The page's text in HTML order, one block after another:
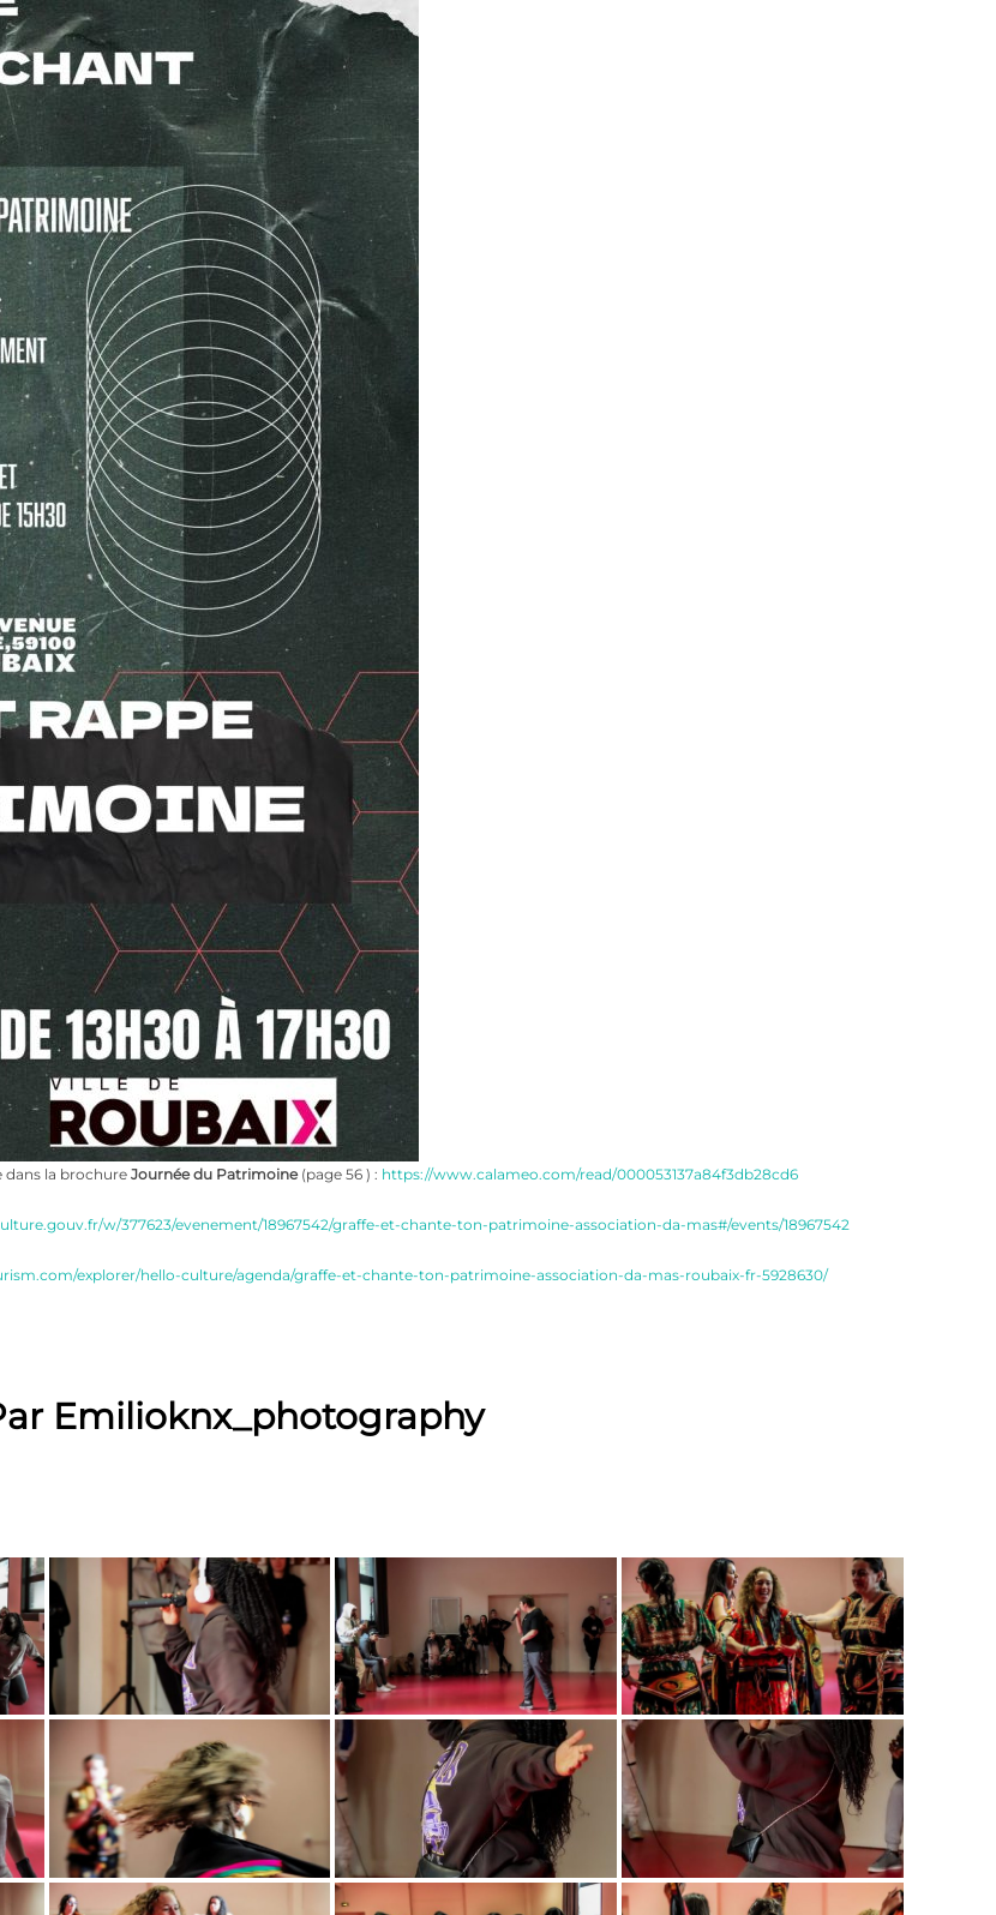
dans la brochure Journée du Patrimoine(page 56 ) : https://www.calameo.com/read/000053137a84f3db28cd6
w/377623/evenement/18967542/graffe-et-chante-ton-patrimoine-association-da-mas#/events/18967542
explorer/hello-culture/agenda/graffe-et-chante-ton-patrimoine-association-da-mas-roubaix-fr-5928630/
Emilioknx_photography